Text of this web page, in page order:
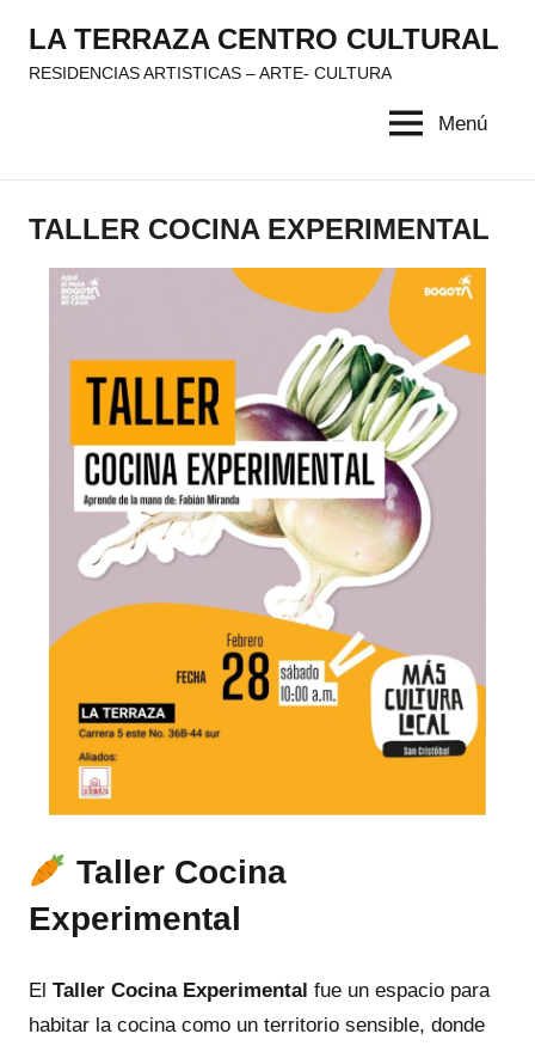
contenido
LA TERRAZA CENTRO CULTURAL
RESIDENCIAS ARTISTICAS – ARTE- CULTURA
Menú
TALLER COCINA EXPERIMENTAL
Taller Cocina
Experimental
El Taller Cocina Experimental fue un espacio para
habitar la cocina como un territorio sensible, donde